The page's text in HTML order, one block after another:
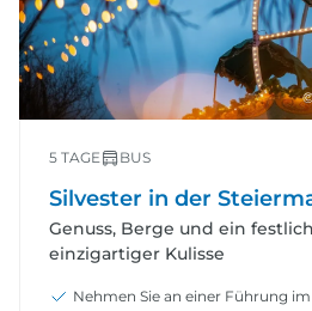
5 TAGE BUS
Silvester in der
Genuss, Berge und ein
einzigartiger Kulisse
Nehmen Sie an einer Führung